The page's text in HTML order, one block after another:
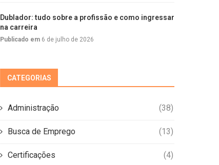
Dublador: tudo sobre a profissão e como ingressar
na carreira
Publicado em 6 de julho de 2026
CATEGORIAS
Administração (38)
Busca de Emprego (13)
Certificações (4)